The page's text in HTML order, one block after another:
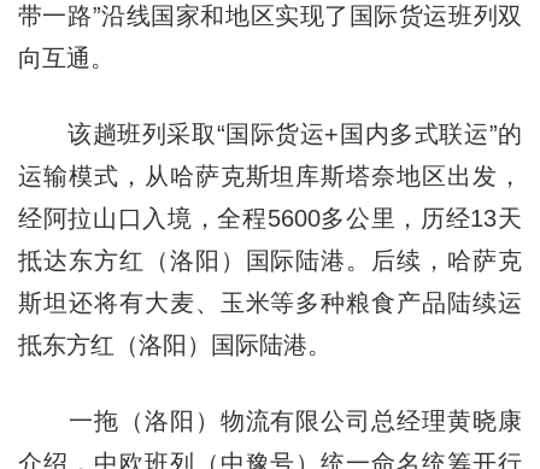
带一路”沿线国家和地区实现了国际货运班列双
向互通。
该趟班列采取“国际货运+国内多式联运”的
运输模式，从哈萨克斯坦库斯塔奈地区出发，
经阿拉山口入境，全程5600多公里，历经13天
抵达东方红（洛阳）国际陆港。后续，哈萨克
斯坦还将有大麦、玉米等多种粮食产品陆续运
抵东方红（洛阳）国际陆港。
一拖（洛阳）物流有限公司总经理黄晓康
介绍，中欧班列（中豫号）统一命名统筹开行